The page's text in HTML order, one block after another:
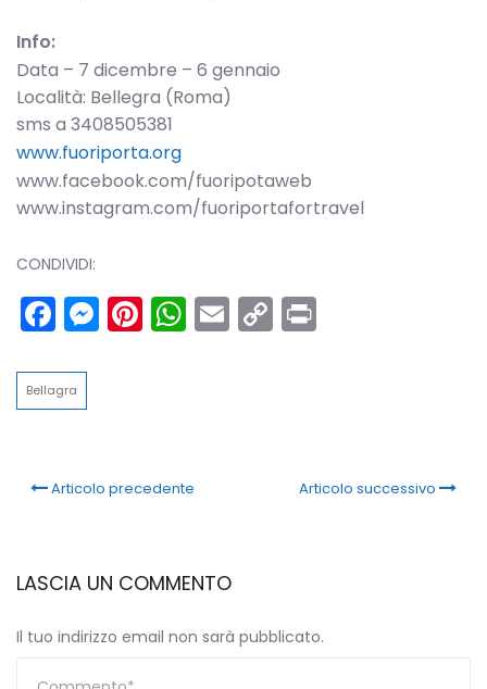
Info:
Data – 7 dicembre – 6 gennaio
Località: Bellegra (Roma)
sms a 3408505381
www.fuoriporta.org
www.facebook.com/fuoripotaweb
www.instagram.com/fuoriportafortravel
CONDIVIDI:
Facebook
Messenger
Pinterest
WhatsApp
Email
Copy
Link
Bellagra
Articolo precedente Articolo successivo
LASCIA UN COMMENTO
Il tuo indirizzo email non sarà pubblicato.